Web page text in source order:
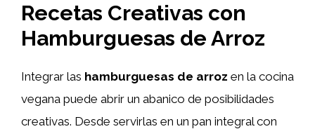
Recetas Creativas con
Hamburguesas de Arroz
Integrar las hamburguesas de arroz en la cocina
vegana puede abrir un abanico de posibilidades
creativas. Desde servirlas en un pan integral con